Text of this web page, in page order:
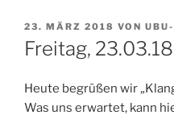
VERÖFFENTLICHT
AM
23. MÄRZ 2018 VON
Freitag,
Heute begrüßen wir
Was uns erwartet, kann